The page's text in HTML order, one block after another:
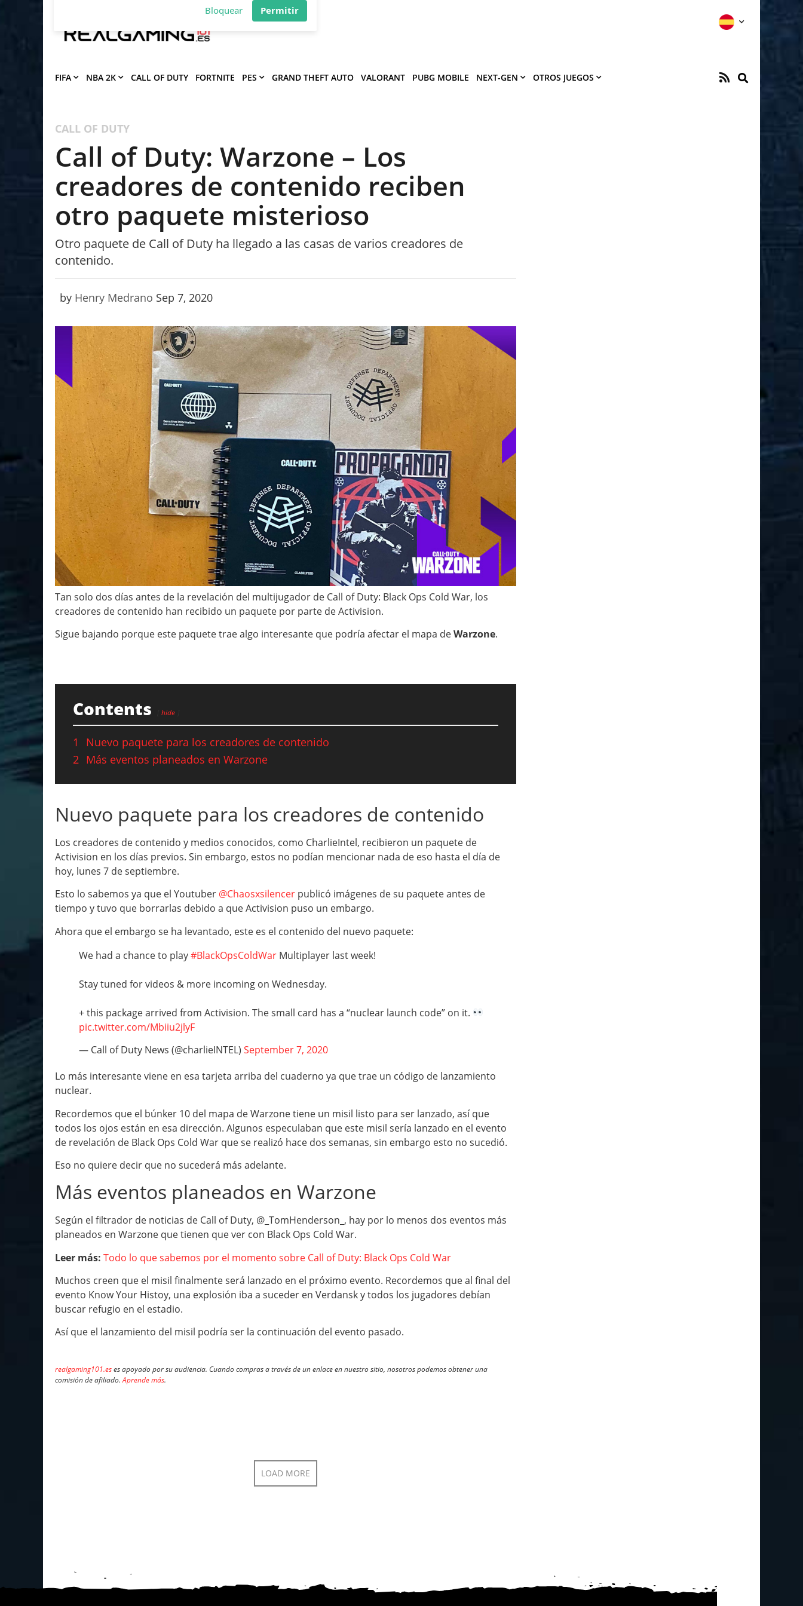
Deja que Gfinity Digital Network te envíe
notificaciones de los mejores artículos.
FIFA NBA 2K CALL OF DUTY FORTNITE PES GRAND THEFT AUTO VALORANT PUBG MOBILE NEXT-GEN OTROS JUEGOS
CALL OF DUTY
Call of Duty: Warzone – Los
creadores de contenido reciben
otro paquete misterioso
Otro paquete de Call of Duty ha llegado a las casas de varios creadores de
contenido.
by Henry Medrano Sep 7, 2020
Tan solo dos días antes de la revelación del multijugador de Call of Duty: Black Ops Cold War, los
creadores de contenido han recibido un paquete por parte de Activision.
Sigue bajando porque este paquete trae algo interesante que podría afectar el mapa deWarzone.
Contents hide
1
Nuevo paquete para los creadores de contenido
2 Más eventos planeados en Warzone
Nuevo paquete para los creadores de contenido
Los creadores de contenido y medios conocidos, como CharlieIntel, recibieron un paquete de
Activision en los días previos. Sin embargo, estos no podían mencionar nada de eso hasta el día de
hoy, lunes 7 de septiembre.
Esto lo sabemos ya que el Youtuber @Chaosxsilencer publicó imágenes de su paquete antes de
tiempo y tuvo que borrarlas debido a que Activision puso un embargo.
Ahora que el embargo se ha levantado, este es el contenido del nuevo paquete:
We had a chance to play#BlackOpsColdWar Multiplayer last week!
Stay tuned for videos & more incoming on Wednesday.
+ this package arrived from Activision. The small card has a “nuclear launch code” on it.
pic.twitter.com/Mbiiu2jlyF
— Call of Duty News (@charlieINTEL) September 7, 2020
Lo más interesante viene en esa tarjeta arriba del cuaderno ya que trae un código de lanzamiento
nuclear.
Recordemos que el búnker 10 del mapa de Warzone tiene un misil listo para ser lanzado, así que
todos los ojos están en esa dirección. Algunos especulaban que este misil sería lanzado en el evento
de revelación de Black Ops Cold War que se realizó hace dos semanas, sin embargo esto no sucedió.
Eso no quiere decir que no sucederá más adelante.
Más eventos planeados en Warzone
Según el filtrador de noticias de Call of Duty, @_TomHenderson_, hay por lo menos dos eventos más
planeados en Warzone que tienen que ver con Black Ops Cold War.
Leer más: Todo lo que sabemos por el momento sobre Call of Duty: Black Ops Cold War
Muchos creen que el misil finalmente será lanzado en el próximo evento. Recordemos que al final del
evento Know Your Histoy, una explosión iba a suceder en Verdansk y todos los jugadores debían
buscar refugio en el estadio.
Así que el lanzamiento del misil podría ser la continuación del evento pasado.
realgaming101.eses apoyado por su audiencia. Cuando compras a través de un enlace en nuestro sitio, nosotros podemos obtener una
comisión de afiliado.Aprende más.
LOAD MORE